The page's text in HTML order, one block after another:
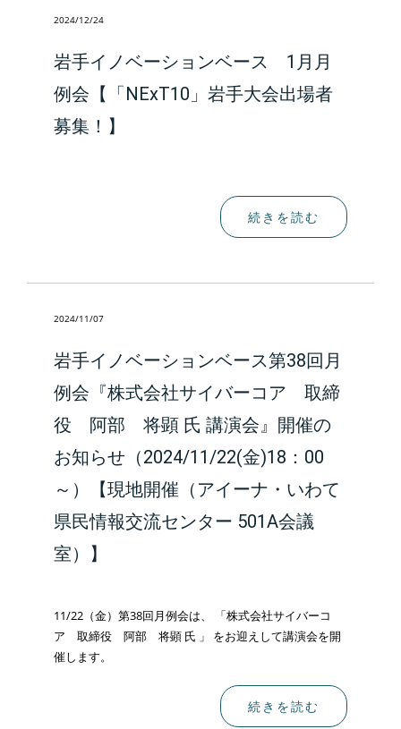
2024/12/24
岩手イノベーションベース 1月月
例会【「NExT10」岩手大会出場者
募集！】
続きを読む
2024/11/07
岩手イノベーションベース第38回月
例会『株式会社サイバーコア 取締
役 阿部 将顕 氏 講演会』開催の
お知らせ（2024/11/22(金)18：00
～）【現地開催（アイーナ・いわて
県民情報交流センター 501A会議
室）】
11/22（金）第38回月例会は、 「株式会社サイバーコ
ア 取締役 阿部 将顕 氏 」 をお迎えして講演会を開
催します。
続きを読む